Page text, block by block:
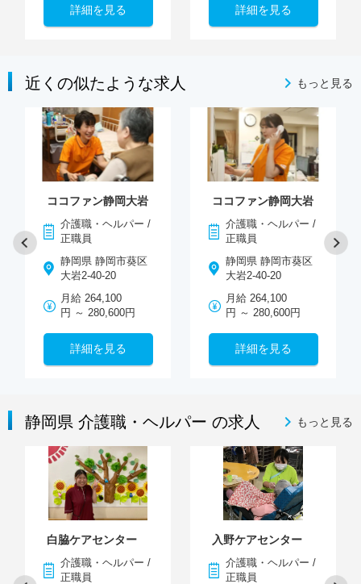
詳細を見る 詳細を見る
近くの似たような求人 もっと見る
ココファン静岡大岩
介護職・ヘルパー /
正職員
静岡県 静岡市葵区
大岩2-40-20
月給 264,100
円 ～ 280,600円
詳細を見る
ココファン静岡大岩
介護職・ヘルパー /
正職員
静岡県 静岡市葵区
大岩2-40-20
月給 264,100
円 ～ 280,600円
詳細を見る
静岡県 介護職・ヘルパー の求人 もっと見る
白脇ケアセンター
介護職・ヘルパー /
正職員
入野ケアセンター
介護職・ヘルパー /
正職員